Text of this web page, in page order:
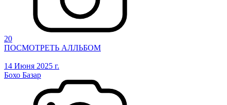
20
ПОСМОТРЕТЬ АЛЛЬБОМ
14 Июня 2025 г.
Бохо Базар